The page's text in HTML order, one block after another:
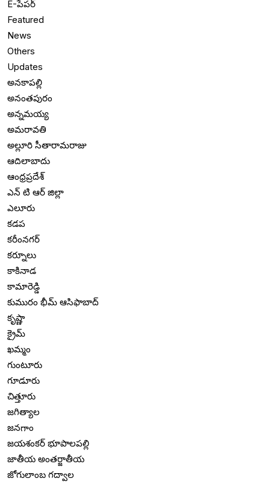
E-పేపర్
Featured
News
Others
Updates
అనకాపల్లి
అనంతపురం
అన్నమయ్య
అమరావతి
అల్లూరి సీతారామరాజు
ఆదిలాబాదు
ఆంధ్రప్రదేశ్
ఎన్ టి ఆర్ జిల్లా
ఎలూరు
కడప
కరీంనగర్
కర్నూలు
కాకినాడ
కామారెడ్డి
కుమురం భీమ్ ఆసిఫాబాద్
కృష్ణా
క్రైమ్
ఖమ్మం
గుంటూరు
గూడూరు
చిత్తూరు
జగిత్యాల
జనగాం
జయశంకర్ భూపాలపల్లి
జాతీయ అంతర్జాతీయ
జోగులాంబ గద్వాల